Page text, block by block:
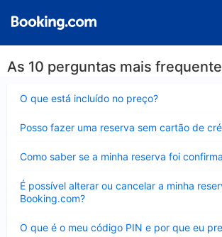
As 10 perguntas mais
O que está incluído no preço?
Posso fazer uma reserva sem cartão de
Como saber se a minha reserva foi
É possível alterar ou cancelar a minha
Booking.com?
Contraído
O que é o meu código PIN e por que eu